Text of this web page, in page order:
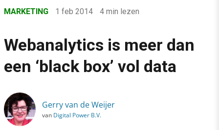
›
›
Marketing
Webanalytics is meer dan een ‘black box’ vol data
MARKETING 1 feb 2014 4 min lezen
Webanalytics is meer dan
een ‘black box’ vol data
Gerry van de Weijer
van Digital Power B.V.